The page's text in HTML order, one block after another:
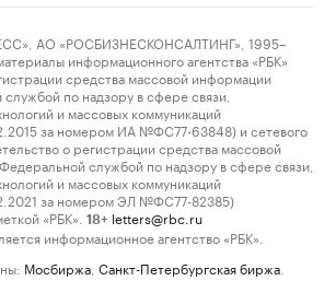
АО «РОСБИЗНЕСКОНСАЛТИНГ», 1995–
информационного агентства «РБК»
средства массовой информации
по надзору в сфере связи,
и массовых коммуникаций
за номером ИА №ФС77-63848) и сетевого
о регистрации средства массовой
службой по надзору в сфере связи,
и массовых коммуникаций
за номером ЭЛ №ФС77-82385)
«РБК».
18+ letters@rbc.ru
информационное агентство «РБК».
Мосбиржа Санкт-Петербургская биржа